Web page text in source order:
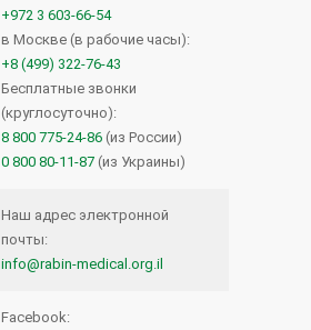
+972 3 603-66-54
в Москве (в рабочие часы):
+8 (499) 322-76-43
Бесплатные звонки
(круглосуточно):
8 800 775-24-86 (из России)
0 800 80-11-87 (из Украины)
Наш адрес электронной
почты:
info@rabin-medical.org.il
Facebook: